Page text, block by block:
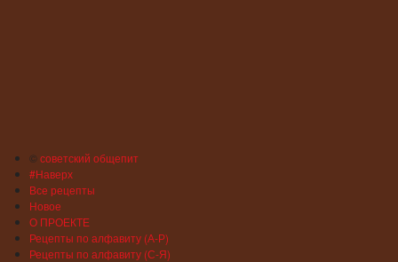
©советский общепит
#Наверх
Все рецепты
Новое
О ПРОЕКТЕ
Рецепты по алфавиту (А-Р)
Рецепты по алфавиту (С-Я)